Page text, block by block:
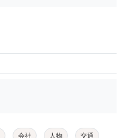
会社 人物 交通